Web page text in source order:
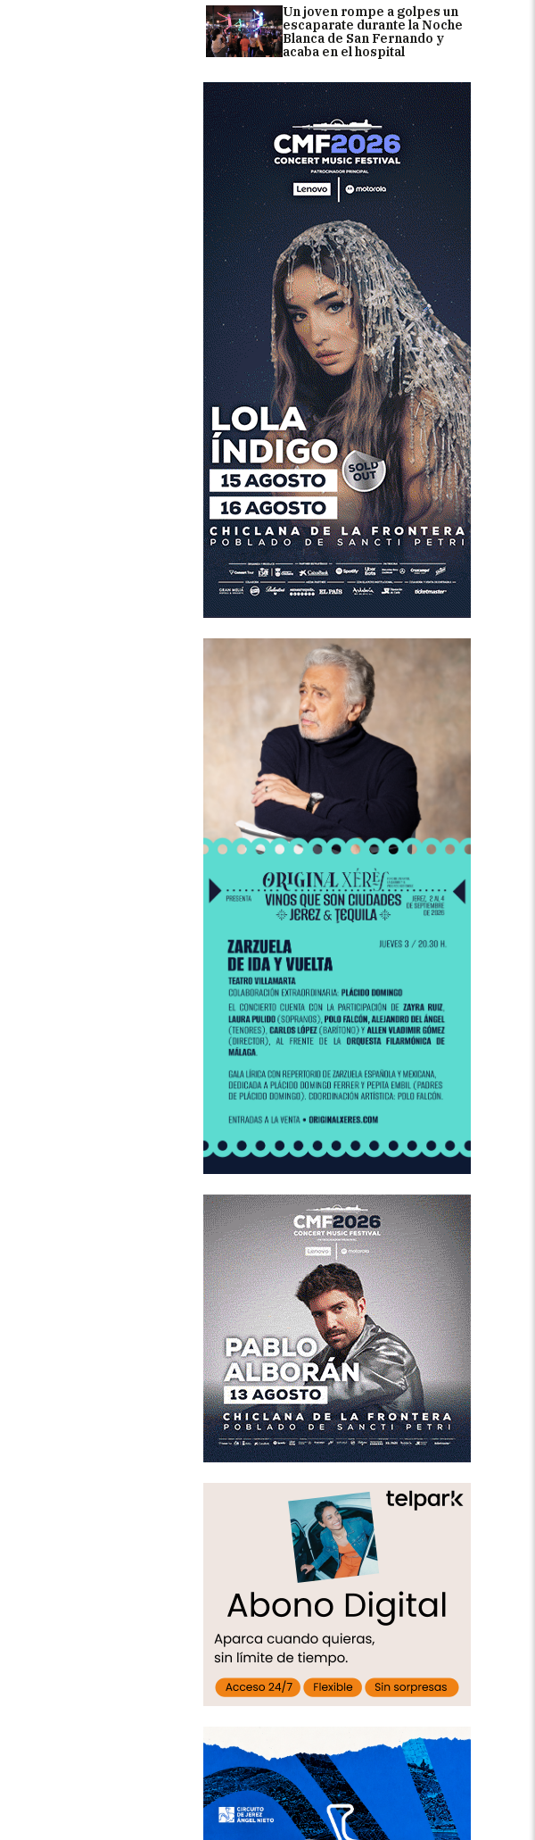
Un joven rompe a golpes un
escaparate durante la Noche
Blanca de San Fernando y
acaba en el hospital